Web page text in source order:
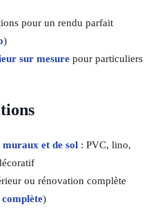
pour un rendu parfait
)
sur mesurepour particuliers
muraux et de sol: PVC, lino,
ou rénovation complète
)